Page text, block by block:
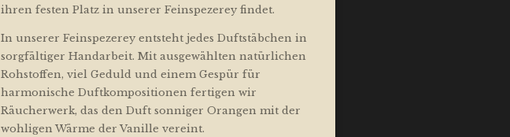
ihren festen Platz in unserer Feinspezerey findet.
In unserer Feinspezerey entsteht jedes Duftstäbchen in
sorgfältiger Handarbeit. Mit ausgewählten natürlichen
Rohstoffen, viel Geduld und einem Gespür für
harmonische Duftkompositionen fertigen wir
Räucherwerk, das den Duft sonniger Orangen mit der
wohligen Wärme der Vanille vereint.